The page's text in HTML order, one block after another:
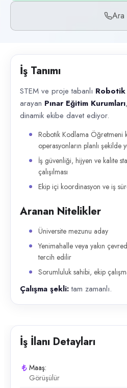
WhatsApp, Telefon
İlan açıklaması
Ara
İş Tanımı
STEM ve proje tabanlı Robotik
arayan Pınar Eğitim Kurumları
dinamik ekibe davet ediyor.
Robotik Kodlama Öğretmeni
operasyonların planlı şekilde
İş güvenliği, hijyen ve kalite
çalışılması
Ekip içi koordinasyon ve iş
Aranan Nitelikler
Üniversite mezunu aday
Yenimahalle veya yakın
tercih edilir
Sorumluluk sahibi, ekip
Çalışma şekli:tam zamanlı.
İş İlanı Detayları
Maaş:
Görüşülür